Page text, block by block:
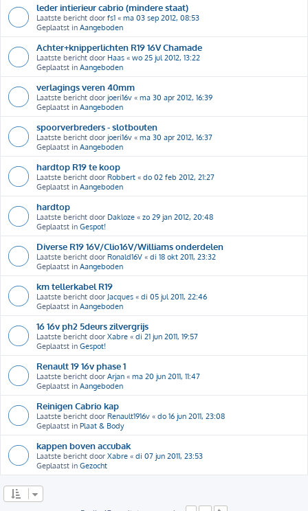
leder intierieur cabrio (mindere staat)
Laatste bericht door fs1 « ma 03 sep 2012, 08:53
Geplaatst in Aangeboden
Achter+knipperlichten R19 16V Chamade
Laatste bericht door Haas « wo 25 jul 2012, 13:22
Geplaatst in Aangeboden
verlagings veren 40mm
Laatste bericht door joeri16v « ma 30 apr 2012, 16:39
Geplaatst in Aangeboden
spoorverbreders - slotbouten
Laatste bericht door joeri16v « ma 30 apr 2012, 16:37
Geplaatst in Aangeboden
hardtop R19 te koop
Laatste bericht door Robbert « do 02 feb 2012, 21:27
Geplaatst in Aangeboden
hardtop
Laatste bericht door Dakloze « zo 29 jan 2012, 20:48
Geplaatst in Gespot!
Diverse R19 16V/Clio16V/Williams onderdelen
Laatste bericht door Ronald16V « di 18 okt 2011, 23:32
Geplaatst in Aangeboden
km tellerkabel R19
Laatste bericht door Jacques « di 05 jul 2011, 22:46
Geplaatst in Aangeboden
16 16v ph2 5deurs zilvergrijs
Laatste bericht door Xabre « di 21 jun 2011, 19:57
Geplaatst in Gespot!
Renault 19 16v phase 1
Laatste bericht door Arjan « ma 20 jun 2011, 11:47
Geplaatst in Aangeboden
Reinigen Cabrio kap
Laatste bericht door Renault1916v « do 16 jun 2011, 23:08
Geplaatst in Plaat & Body
kappen boven accubak
Laatste bericht door Xabre « di 07 jun 2011, 23:53
Geplaatst in Gezocht